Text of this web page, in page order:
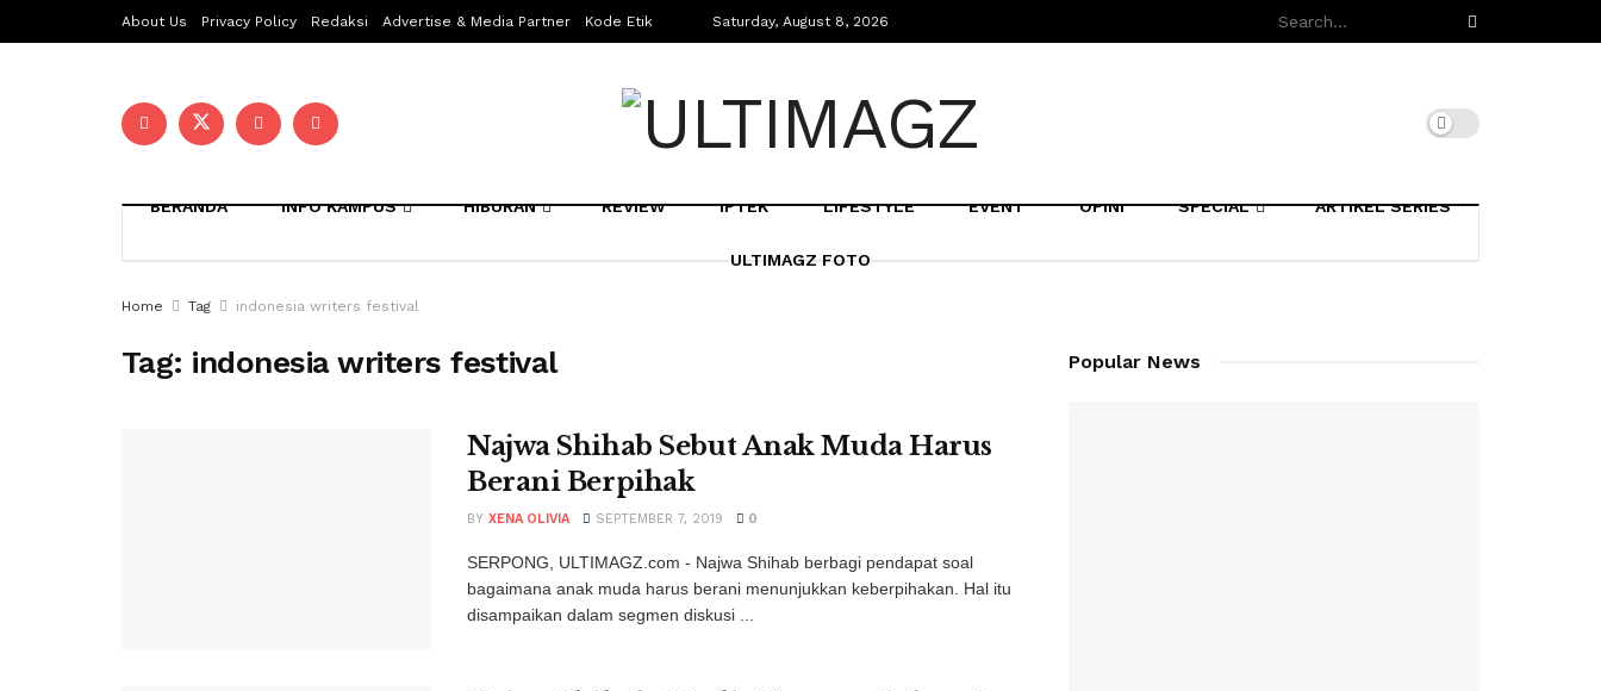
About Us Privacy Policy Redaksi Advertise & Media Partner Kode Etik Saturday, August 8, 2026
BERANDA INFO KAMPUS HIBURAN REVIEW IPTEK LIFESTYLE EVENT OPINI SPECIAL ARTIKEL SERIES
ULTIMAGZ FOTO
Home Tag indonesia writers festival
Tag: indonesia writers festival
Najwa Shihab Sebut Anak Muda Harus
Berani Berpihak
BY XENA OLIVIA SEPTEMBER 7, 2019 0
SERPONG, ULTIMAGZ.com - Najwa Shihab berbagi pendapat soal
bagaimana anak muda harus berani menunjukkan keberpihakan. Hal itu
disampaikan dalam segmen diskusi ...
Popular News